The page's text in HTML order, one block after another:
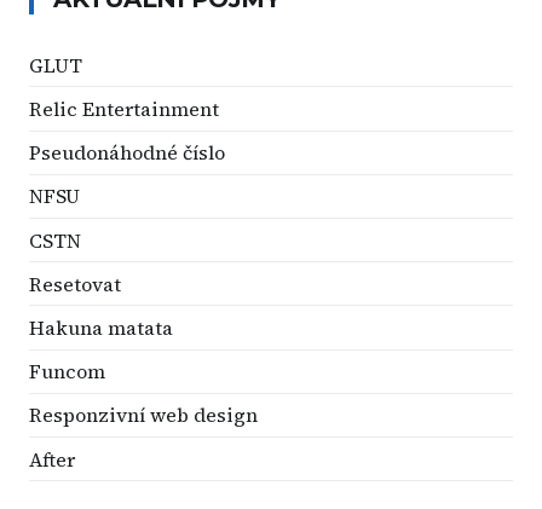
GLUT
Relic Entertainment
Pseudonáhodné číslo
NFSU
CSTN
Resetovat
Hakuna matata
Funcom
Responzivní web design
After